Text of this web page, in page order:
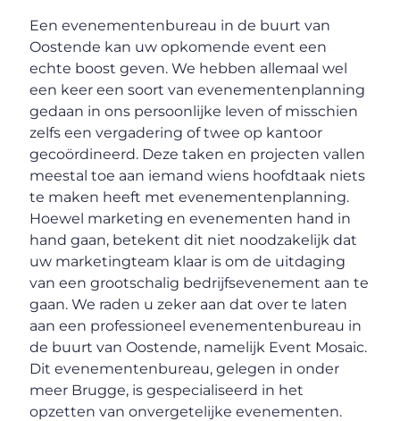
Een evenementenbureau in de buurt van
Oostende kan uw opkomende event een
echte boost geven. We hebben allemaal wel
een keer een soort van evenementenplanning
gedaan in ons persoonlijke leven of misschien
zelfs een vergadering of twee op kantoor
gecoördineerd. Deze taken en projecten vallen
meestal toe aan iemand wiens hoofdtaak niets
te maken heeft met evenementenplanning.
Hoewel marketing en evenementen hand in
hand gaan, betekent dit niet noodzakelijk dat
uw marketingteam klaar is om de uitdaging
van een grootschalig bedrijfsevenement aan te
gaan. We raden u zeker aan dat over te laten
aan een professioneel evenementenbureau in
de buurt van Oostende, namelijk Event Mosaic.
Dit evenementenbureau, gelegen in onder
meer Brugge, is gespecialiseerd in het
opzetten van onvergetelijke evenementen.